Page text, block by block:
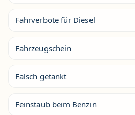
Fahrverbote für Diesel
Fahrzeugschein
Falsch getankt
Feinstaub beim Benzin